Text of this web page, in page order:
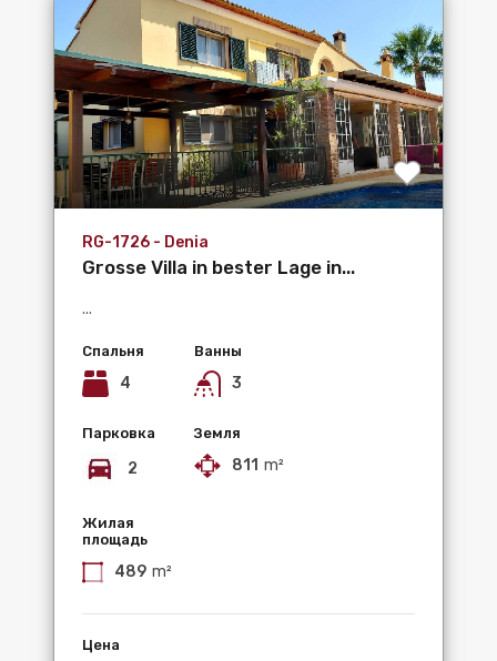
RG-1726 - Denia
Grosse Villa in bester Lage in...
...
Спальня
4
Ванны
3
Парковка
2
Земля
811 m²
Жилая
площадь
489 m²
Цена